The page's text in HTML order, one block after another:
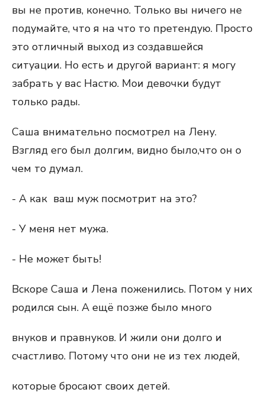
вы не против, конечно. Только вы ничего не
подумайте, что я на что то претендую. Просто
это отличный выход из создавшейся
ситуации. Но есть и другой вариант: я могу
забрать у вас Настю. Мои девочки будут
только рады.
Саша внимательно посмотрел на Лену.
Взгляд его был долгим, видно было,что он о
чем то думал.
- А как ваш муж посмотрит на это?
- У меня нет мужа.
- Не может быть!
Вскоре Саша и Лена поженились. Потом у них
родился сын. А ещё позже было много
внуков и правнуков. И жили они долго и
счастливо. Потому что они не из тех людей,
которые бросают своих детей.